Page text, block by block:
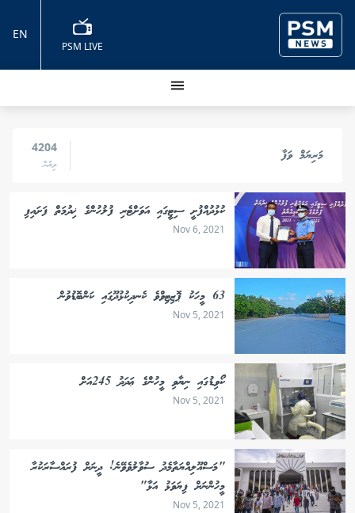
PSM LIVE
EN
މަރިޔަމް ވަފާ 4204
ލިޔުން
ކުޅުދުއްފުށީ ސިޓީގައި އަވަށްޓެރި ފުލުހުންގެ ޚިދުމަތް ފަށައިފި
Nov 6, 2021
63 މީހަކު ޕޮޒިޓިވްވެ ކެނދިކުޅުދޫގައި ކަންބޮޑުވުން
Nov 5, 2021
ކޯވިޑުގައި ނިޔާވި މީހުންގެ ޢަދަދު 245އަށް
Nov 5, 2021
"މަސްއޫލިއްޔަތާމެދު ސުވާލުވެވޭނެ! ދީނަށް ފުރައްސާރަކުރާ
މީހުންނަށް ފިޔަވަޅު އަޅާ"
Nov 5, 2021